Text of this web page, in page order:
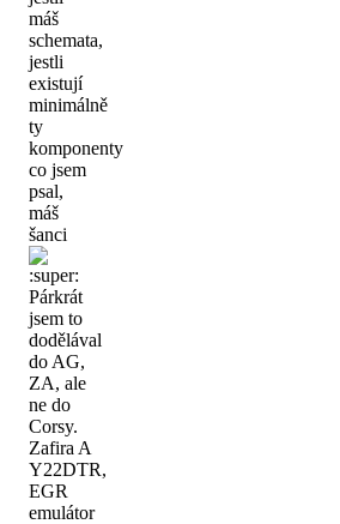
máš
schemata,
jestli
existují
minimálně
ty
komponenty
co jsem
psal,
máš
šanci
Párkrát
jsem to
dodělával
do AG,
ZA, ale
ne do
Corsy.
Zafira A
Y22DTR,
EGR
emulátor